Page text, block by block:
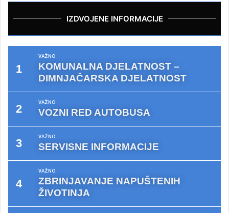
IZDVOJENE INFORMACIJE
VAŽNO
KOMUNALNA DJELATNOST –
DIMNJAČARSKA DJELATNOST
VAŽNO
VOZNI RED AUTOBUSA
VAŽNO
SERVISNE INFORMACIJE
VAŽNO
ZBRINJAVANJE NAPUŠTENIH
ŽIVOTINJA